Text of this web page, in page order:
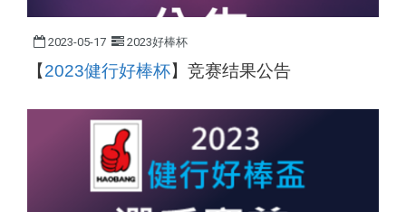
2023-05-17 2023好棒杯
【2023健行好棒杯】 竞赛结果公告